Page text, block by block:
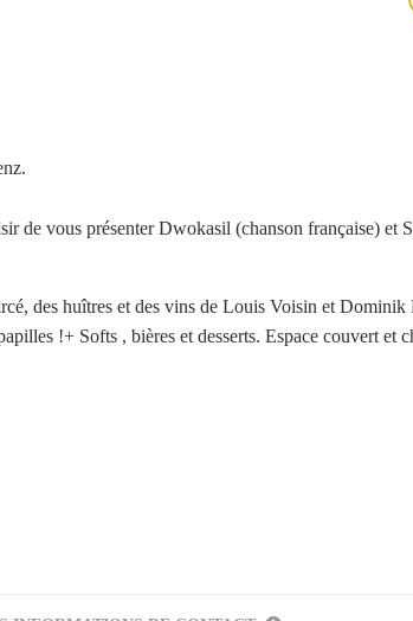
de vous présenter Dwokasil (chanson française) et
des huîtres et des vins de Louis Voisin et Dominik
!+ Softs , bières et desserts. Espace couvert et